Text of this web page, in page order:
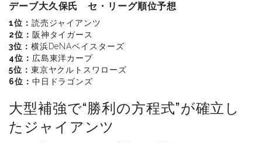
デーブ大久保氏 セ・リーグ順位予想
1位： 読売ジャイアンツ
2位： 阪神タイガース
3位： 横浜DeNAベイスターズ
4位： 広島東洋カープ
5位： 東京ヤクルトスワローズ
6位： 中日ドラゴンズ
大型補強で“勝利の方程式”が確立し
たジャイアンツ